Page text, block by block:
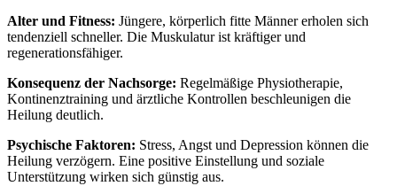
Alter und Fitness: Jüngere, körperlich fitte Männer erholen sich
tendenziell schneller. Die Muskulatur ist kräftiger und
regenerationsfähiger.
Konsequenz der Nachsorge: Regelmäßige Physiotherapie,
Kontinenztraining und ärztliche Kontrollen beschleunigen die
Heilung deutlich.
Psychische Faktoren: Stress, Angst und Depression können die
Heilung verzögern. Eine positive Einstellung und soziale
Unterstützung wirken sich günstig aus.